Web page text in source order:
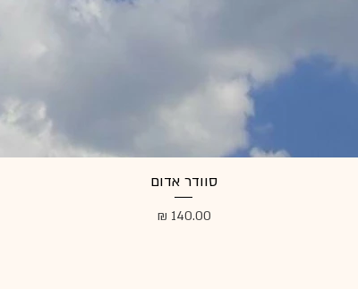
סוודר אדום
מחיר